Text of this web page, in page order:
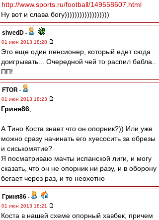
http://www.sports.ru/football/149558607.html
Ну вот и слава богу))))))))))))))))))
shvedD -
01 июн 2013 18:28
Это еще один пенсионер, который едет сюда
доигрывать... Очередной чей то распил бабла..
ПП!
FTOR -
01 июн 2013 18:23
Гриня86
А Тино Коста знает что он опорник?)) Или уже
можно сразу начинать его хуесосить за обрезы
и сиськомятие?
Я посматриваю мачты испанской лиги, и могу
сказать, что он не опорник ни разу, и в оборону
бегает через раз, и то неохотно
Гриня86 -
01 июн 2013 18:21
Коста в нашей схеме опорный хавбек, причем